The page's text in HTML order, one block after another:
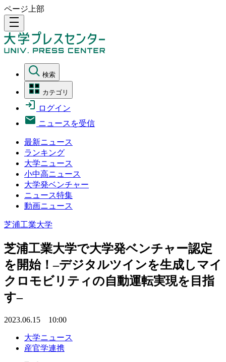
ページ上部
density_medium
検索
カテゴリ
ログイン
ニュースを受信
最新ニュース
ランキング
大学ニュース
小中高ニュース
大学発ベンチャー
ニュース特集
動画ニュース
芝浦工業大学
芝浦工業大学で大学発ベンチャー認定
を開始！–デジタルツインを生成しマイ
クロモビリティの自動運転実現を目指
す–
2023.06.15 10:00
大学ニュース
産官学連携